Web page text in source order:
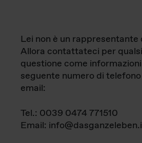
Lei non è un rappresentante
Allora contattateci per
questione come
seguente numero di
email:
Tel.: 0039 0474 771510
Email: